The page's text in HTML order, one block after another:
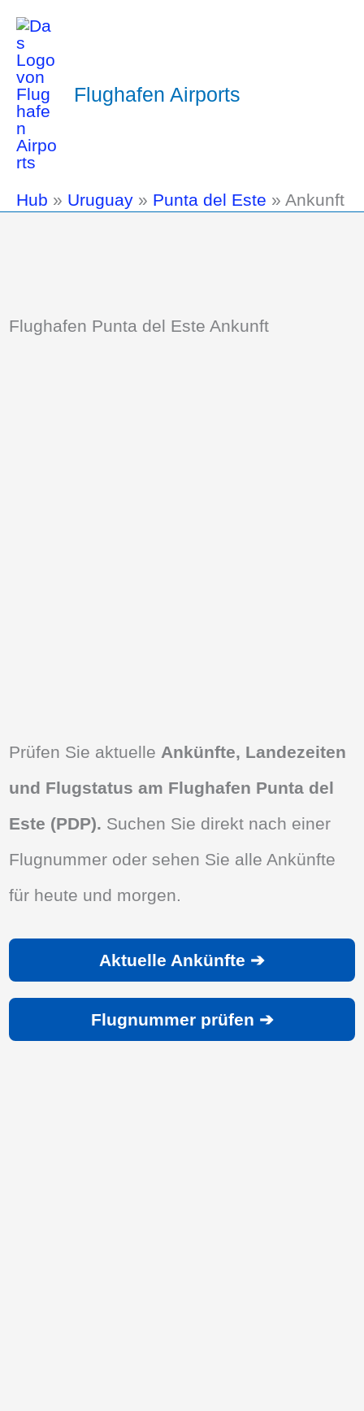
Flughafen Airports
Hub » Uruguay » Punta del Este » Ankunft
Flughafen Punta del Este Ankunft
Prüfen Sie aktuelle Ankünfte, Landezeiten
und Flugstatus am Flughafen Punta del
Este (PDP). Suchen Sie direkt nach einer
Flugnummer oder sehen Sie alle Ankünfte
für heute und morgen.
Aktuelle Ankünfte ➔
Flugnummer prüfen ➔